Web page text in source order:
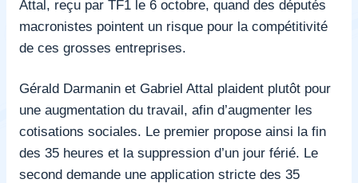
Attal, reçu par TF1 le 6 octobre, quand des députés
macronistes pointent un risque pour la compétitivité
de ces grosses entreprises.
Gérald Darmanin et Gabriel Attal plaident plutôt pour
une augmentation du travail, afin d’augmenter les
cotisations sociales. Le premier propose ainsi la fin
des 35 heures et la suppression d’un jour férié. Le
second demande une application stricte des 35